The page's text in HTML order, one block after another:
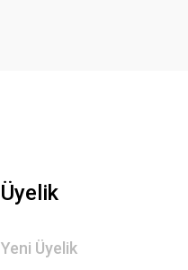
Üyelik
Yeni Üyelik